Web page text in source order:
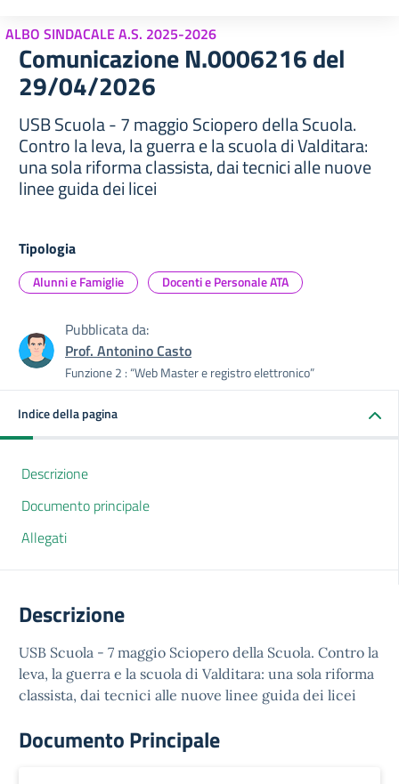
ALBO SINDACALE A.S. 2025-2026
Comunicazione N.0006216 del
29/04/2026
USB Scuola - 7 maggio Sciopero della Scuola.
Contro la leva, la guerra e la scuola di Valditara:
una sola riforma classista, dai tecnici alle nuove
linee guida dei licei
Tipologia
Alunni e Famiglie Docenti e Personale ATA
Pubblicata da:
Prof. Antonino Casto
Funzione 2 : “Web Master e registro elettronico”
Indice della pagina
Descrizione
Documento principale
Allegati
Descrizione
USB Scuola - 7 maggio Sciopero della Scuola. Contro la
leva, la guerra e la scuola di Valditara: una sola riforma
classista, dai tecnici alle nuove linee guida dei licei
Documento Principale